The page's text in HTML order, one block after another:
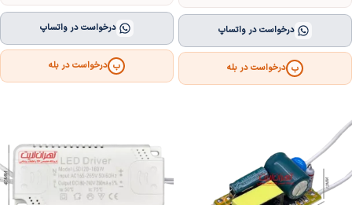
درخواست در واتساپ
ب درخواست در بله
درخواست در واتساپ
ب درخواست در بله